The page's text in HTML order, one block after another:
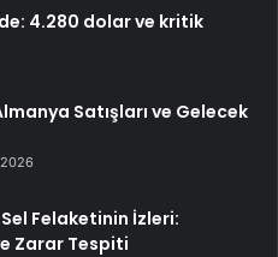
4.280 dolar ve kritik
Satışları ve Gelecek
Felaketinin İzleri:
Zarar Tespiti